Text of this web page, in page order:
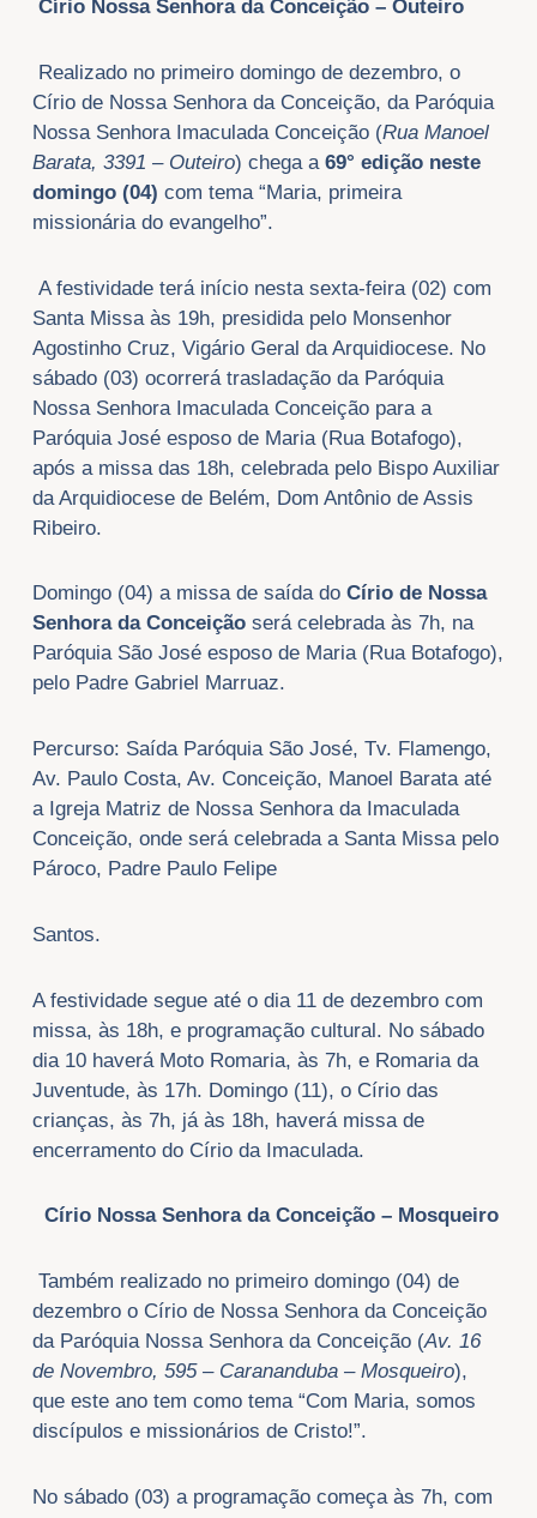
Círio Nossa Senhora da Conceição – Outeiro
Realizado no primeiro domingo de dezembro, o
Círio de Nossa Senhora da Conceição, da Paróquia
Nossa Senhora Imaculada Conceição (Rua Manoel
Barata, 3391 – Outeiro) chega a69° edição neste
domingo (04) com tema “Maria, primeira
missionária do evangelho”.
A festividade terá início nesta sexta-feira (02) com
Santa Missa às 19h, presidida pelo Monsenhor
Agostinho Cruz, Vigário Geral da Arquidiocese. No
sábado (03) ocorrerá trasladação da Paróquia
Nossa Senhora Imaculada Conceição para a
Paróquia José esposo de Maria (Rua Botafogo),
após a missa das 18h, celebrada pelo Bispo Auxiliar
da Arquidiocese de Belém, Dom Antônio de Assis
Ribeiro.
Domingo (04) a missa de saída do Círio de Nossa
Senhora da Conceiçãoserá celebrada às 7h, na
Paróquia São José esposo de Maria (Rua Botafogo),
pelo Padre Gabriel Marruaz.
Percurso: Saída Paróquia São José, Tv. Flamengo,
Av. Paulo Costa, Av. Conceição, Manoel Barata até
a Igreja Matriz de Nossa Senhora da Imaculada
Conceição, onde será celebrada a Santa Missa pelo
Pároco, Padre Paulo Felipe
Santos.
A festividade segue até o dia 11 de dezembro com
missa, às 18h, e programação cultural. No sábado
dia 10 haverá Moto Romaria, às 7h, e Romaria da
Juventude, às 17h. Domingo (11), o Círio das
crianças, às 7h, já às 18h, haverá missa de
encerramento do Círio da Imaculada.
Círio Nossa Senhora da Conceição – Mosqueiro
Também realizado no primeiro domingo (04) de
dezembro o Círio de Nossa Senhora da Conceição
da Paróquia Nossa Senhora da Conceição (Av. 16
de Novembro, 595 – Carananduba – Mosqueiro),
que este ano tem como tema “Com Maria, somos
discípulos e missionários de Cristo!”.
No sábado (03) a programação começa às 7h, com